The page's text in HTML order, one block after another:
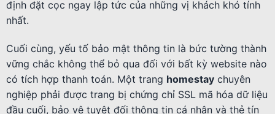
định đặt cọc ngay lập tức của những vị khách khó tính
nhất.
Cuối cùng, yếu tố bảo mật thông tin là bức tường thành
vững chắc không thể bỏ qua đối với bất kỳ website nào
có tích hợp thanh toán. Một trang homestay chuyên
nghiệp phải được trang bị chứng chỉ SSL mã hóa dữ liệu
đầu cuối, bảo vệ tuyệt đối thông tin cá nhân và thẻ tín